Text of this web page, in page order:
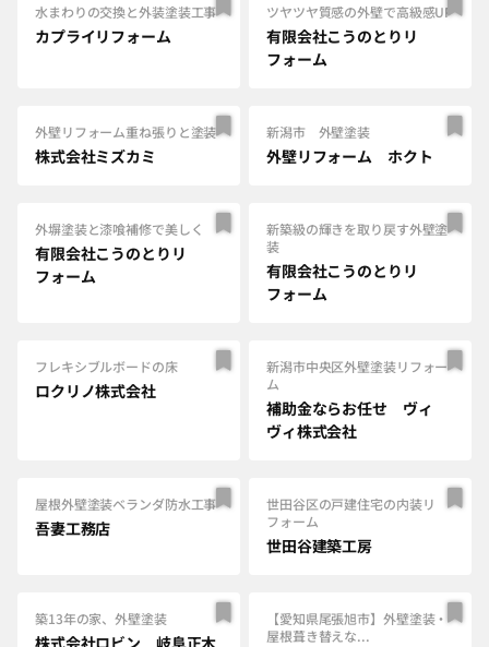
水まわりの交換と外装塗装工事
カプライリフォーム
ツヤツヤ質感の外壁で高級感UP
有限会社こうのとりリ
フォーム
外壁リフォーム重ね張りと塗装
株式会社ミズカミ
新潟市 外壁塗装
外壁リフォーム ホクト
外塀塗装と漆喰補修で美しく
有限会社こうのとりリ
フォーム
新築級の輝きを取り戻す外壁塗
装
有限会社こうのとりリ
フォーム
フレキシブルボードの床
ロクリノ株式会社
新潟市中央区外壁塗装リフォー
ム
補助金ならお任せ ヴィ
ヴィ株式会社
屋根外壁塗装ベランダ防水工事
吾妻工務店
世田谷区の戸建住宅の内装リ
フォーム
世田谷建築工房
築13年の家、外壁塗装
株式会社ロビン 岐阜正木
【愛知県尾張旭市】外壁塗装・
屋根葺き替えな...